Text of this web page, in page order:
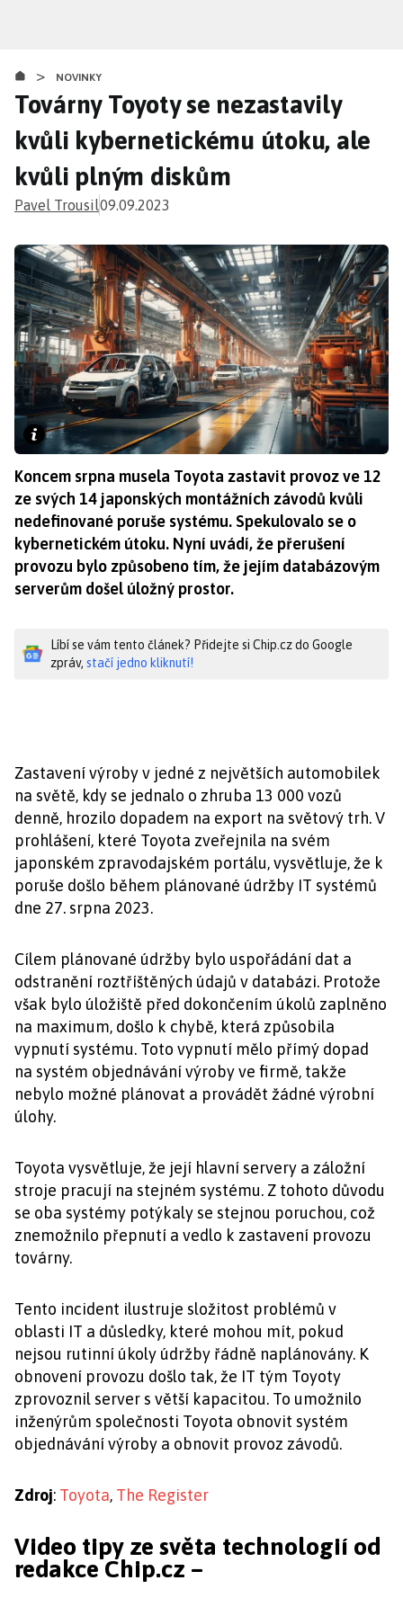
obsahu
> NOVINKY
Továrny Toyoty se nezastavily
kvůli kybernetickému útoku, ale
kvůli plným diskům
Pavel Trousil09.09.2023
Koncem srpna musela Toyota zastavit provoz ve 12
ze svých 14 japonských montážních závodů kvůli
nedefinované poruše systému. Spekulovalo se o
kybernetickém útoku. Nyní uvádí, že přerušení
provozu bylo způsobeno tím, že jejím databázovým
serverům došel úložný prostor.
Líbí se vám tento článek? Přidejte si Chip.cz do Google
zpráv, stačí jedno kliknutí!
Zastavení výroby v jedné z největších automobilek
na světě, kdy se jednalo o zhruba 13 000 vozů
denně, hrozilo dopadem na export na světový trh. V
prohlášení, které Toyota zveřejnila na svém
japonském zpravodajském portálu, vysvětluje, že k
poruše došlo během plánované údržby IT systémů
dne 27. srpna 2023.
Cílem plánované údržby bylo uspořádání dat a
odstranění roztříštěných údajů v databázi. Protože
však bylo úložiště před dokončením úkolů zaplněno
na maximum, došlo k chybě, která způsobila
vypnutí systému. Toto vypnutí mělo přímý dopad
na systém objednávání výroby ve firmě, takže
nebylo možné plánovat a provádět žádné výrobní
úlohy.
Toyota vysvětluje, že její hlavní servery a záložní
stroje pracují na stejném systému. Z tohoto důvodu
se oba systémy potýkaly se stejnou poruchou, což
znemožnilo přepnutí a vedlo k zastavení provozu
továrny.
Tento incident ilustruje složitost problémů v
oblasti IT a důsledky, které mohou mít, pokud
nejsou rutinní úkoly údržby řádně naplánovány. K
obnovení provozu došlo tak, že IT tým Toyoty
zprovoznil server s větší kapacitou. To umožnilo
inženýrům společnosti Toyota obnovit systém
objednávání výroby a obnovit provoz závodů.
Zdroj: Toyota, The Register
Video tipy ze světa technologií od
redakce Chip.cz –